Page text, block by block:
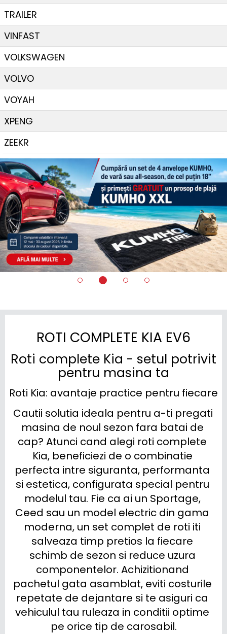
TRAILER
VINFAST
VOLKSWAGEN
VOLVO
VOYAH
XPENG
ZEEKR
ROTI COMPLETE KIA EV6
Roti complete Kia - setul potrivit
pentru masina ta
Roti Kia: avantaje practice pentru fiecare
Cautii solutia ideala pentru a-ti pregati
masina de noul sezon fara batai de
cap? Atunci cand alegi roti complete
Kia, beneficiezi de o combinatie
perfecta intre siguranta, performanta
si estetica, configurata special pentru
modelul tau. Fie ca ai un Sportage,
Ceed sau un model electric din gama
moderna, un set complet de roti iti
salveaza timp pretios la fiecare
schimb de sezon si reduce uzura
componentelor. Achizitionand
pachetul gata asamblat, eviti costurile
repetate de dejantare si te asiguri ca
vehiculul tau ruleaza in conditii optime
pe orice tip de carosabil.